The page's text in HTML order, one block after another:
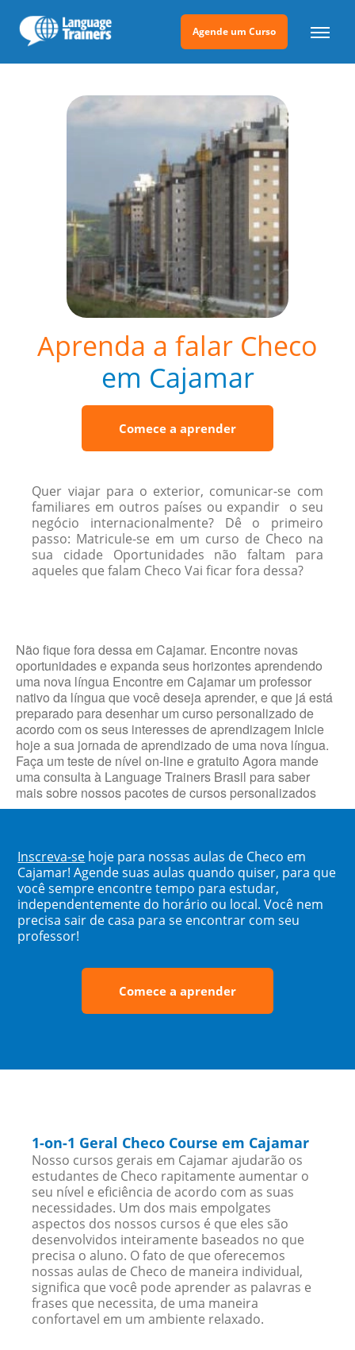
Agende um Curso
Aprenda a falar Checo
em Cajamar
Comece a aprender
Quer viajar para o exterior, comunicar-se com
familiares em outros países ou expandir o seu
negócio internacionalmente? Dê o primeiro
passo: Matricule-se em um curso de Checo na
sua cidade Oportunidades não faltam para
aqueles que falam Checo Vai ficar fora dessa?
Não fique fora dessa em Cajamar. Encontre novas
oportunidades e expanda seus horizontes aprendendo
uma nova língua Encontre em Cajamar um professor
nativo da língua que você deseja aprender, e que já está
preparado para desenhar um curso personalizado de
acordo com os seus interesses de aprendizagem Inicie
hoje a sua jornada de aprendizado de uma nova língua.
Faça um teste de nível on-line e gratuito Agora mande
uma consulta à Language Trainers Brasil para saber
mais sobre nossos pacotes de cursos personalizados
Inscreva-se hoje para nossas aulas de Checo em
Cajamar! Agende suas aulas quando quiser, para que
você sempre encontre tempo para estudar,
independentemente do horário ou local. Você nem
precisa sair de casa para se encontrar com seu
professor!
Comece a aprender
1-on-1 Geral Checo Course em Cajamar
Nosso cursos gerais em Cajamar ajudarão os
estudantes de Checo rapitamente aumentar o
seu nível e eficiência de acordo com as suas
necessidades. Um dos mais empolgates
aspectos dos nossos cursos é que eles são
desenvolvidos inteiramente baseados no que
precisa o aluno. O fato de que oferecemos
nossas aulas de Checo de maneira individual,
significa que você pode aprender as palavras e
frases que necessita, de uma maneira
confortavel em um ambiente relaxado.